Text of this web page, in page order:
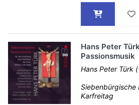
Hans Peter
Passionsmusik
Hans Peter Türk
Siebenbürgische
Karfreitag